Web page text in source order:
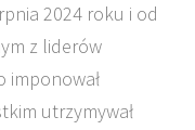
2024 roku i od
z liderów
imponował
utrzymywał